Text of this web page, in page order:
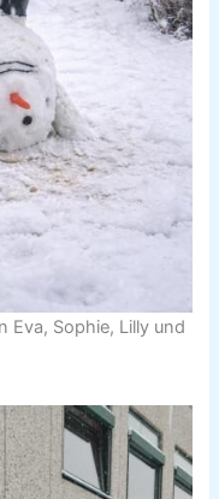
Eva, Sophie, Lilly und